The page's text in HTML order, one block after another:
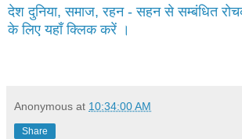
देश दुनिया, समाज, रहन - सहन से सम्बंधित
के लिए यहाँ क्लिक करें ।
Anonymous at 10:34:00 AM
Share